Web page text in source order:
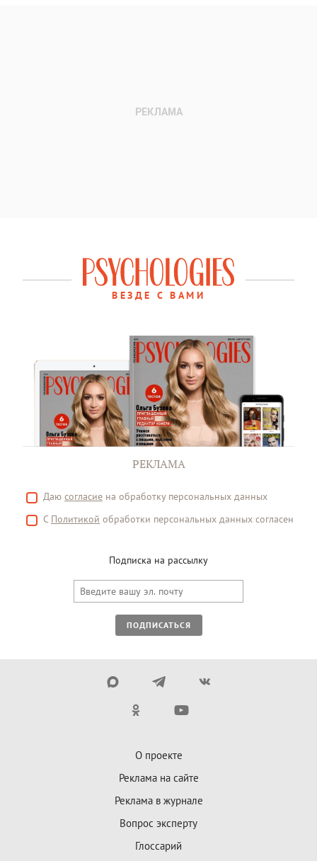
ВЕЗДЕ С ВАМИ
РЕКЛАМА
Даю согласие на обработку персональных данных
С Политикой обработки персональных данных согласен
Подписка на рассылку
ПОДПИСАТЬСЯ
О проекте
Реклама на сайте
Реклама в журнале
Вопрос эксперту
Глоссарий